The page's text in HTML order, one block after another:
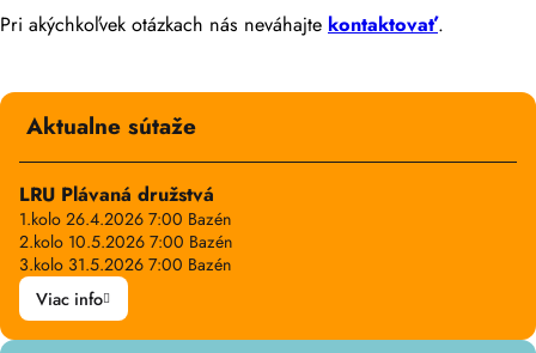
Pri akýchkoľvek otázkach nás neváhajte kontaktovať.
Aktualne sútaže
LRU Plávaná družstvá
1.kolo 26.4.2026 7:00 Bazén
2.kolo 10.5.2026 7:00 Bazén
3.kolo 31.5.2026 7:00 Bazén
Viac info